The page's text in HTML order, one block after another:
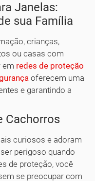
Janelas:
sua Família
crianças,
ou casas com
em redes de proteção
oferecem uma
e garantindo a
Cachorros
curiosos e adoram
perigoso quando
de proteção, você
se preocupar com